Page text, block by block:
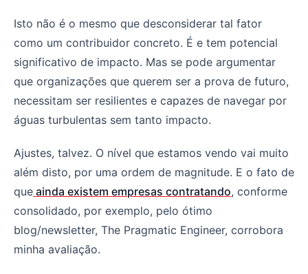
Isto não é o mesmo que desconsiderar tal fator
como um contribuidor concreto. É e tem potencial
significativo de impacto. Mas se pode argumentar
que organizações que querem ser a prova de futuro,
necessitam ser resilientes e capazes de navegar por
águas turbulentas sem tanto impacto.
Ajustes, talvez. O nível que estamos vendo vai muito
além disto, por uma ordem de magnitude. E o fato de
que ainda existem empresas contratando, conforme
consolidado, por exemplo, pelo ótimo
blog/newsletter, The Pragmatic Engineer, corrobora
minha avaliação.